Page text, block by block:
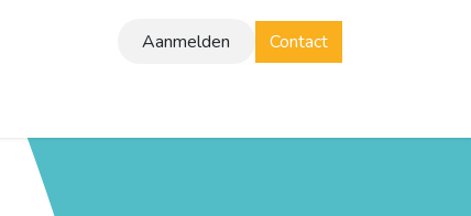
Aanmelden Contact